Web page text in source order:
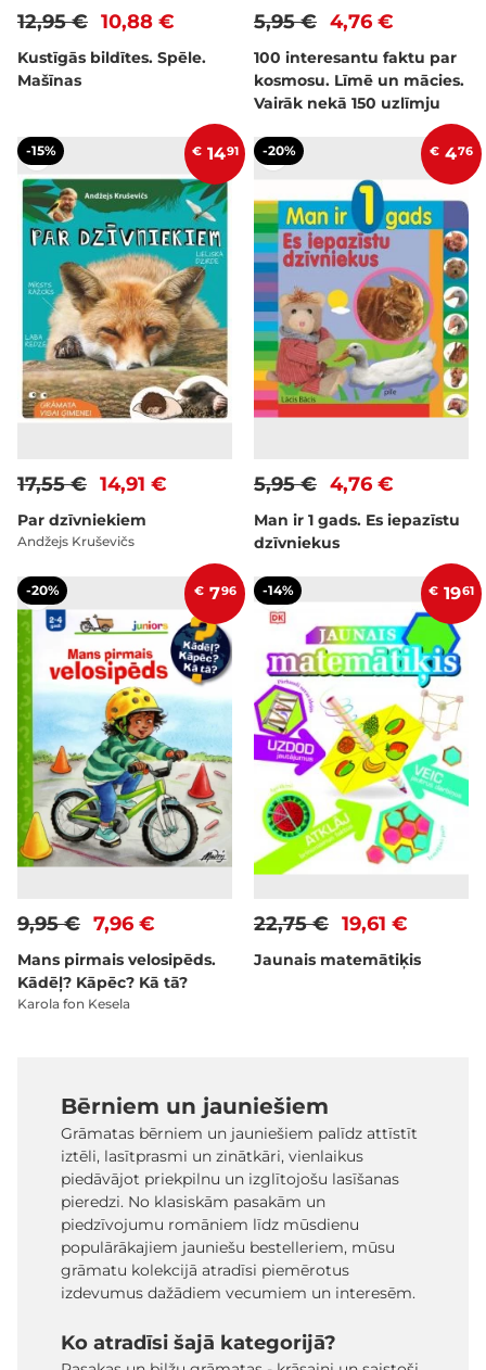
10,88 €
12,95 €
Kustīgās bildītes. Spēle.
Mašīnas
4,76 €
5,95 €
100 interesantu faktu par
kosmosu. Līmē un mācies.
Vairāk nekā 150 uzlīmju
-15% € 1491
14,91 €
17,55 €
Par dzīvniekiem
Andžejs Kruševičs
-20% € 476
4,76 €
5,95 €
Man ir 1 gads. Es iepazīstu
dzīvniekus
-20% € 796
7,96 €
9,95 €
Mans pirmais velosipēds.
Kādēļ? Kāpēc? Kā tā?
Karola fon Kesela
-14% € 1961
19,61 €
22,75 €
Jaunais matemātiķis
Bērniem un jauniešiem
Grāmatas bērniem un jauniešiem palīdz attīstīt
iztēli, lasītprasmi un zinātkāri, vienlaikus
piedāvājot priekpilnu un izglītojošu lasīšanas
pieredzi. No klasiskām pasakām un
piedzīvojumu romāniem līdz mūsdienu
populārākajiem jauniešu bestelleriem, mūsu
grāmatu kolekcijā atradīsi piemērotus
izdevumus dažādiem vecumiem un interesēm.
Ko atradīsi šajā kategorijā?